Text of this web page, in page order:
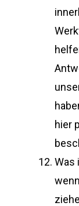
hier
Was